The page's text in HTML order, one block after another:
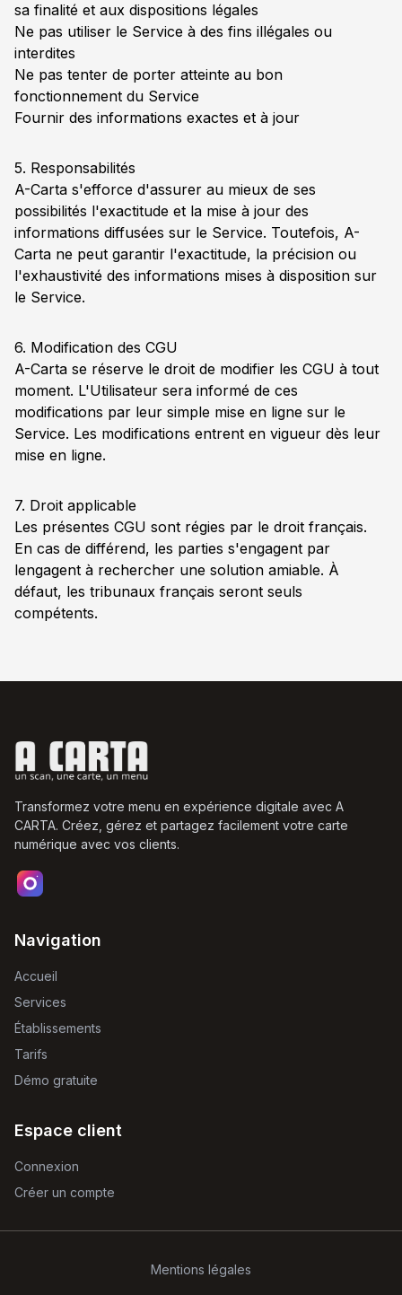
sa finalité et aux dispositions légales
Ne pas utiliser le Service à des fins illégales ou
interdites
Ne pas tenter de porter atteinte au bon
fonctionnement du Service
Fournir des informations exactes et à jour
5. Responsabilités
A-Carta s'efforce d'assurer au mieux de ses
possibilités l'exactitude et la mise à jour des
informations diffusées sur le Service. Toutefois, A-
Carta ne peut garantir l'exactitude, la précision ou
l'exhaustivité des informations mises à disposition sur
le Service.
6. Modification des CGU
A-Carta se réserve le droit de modifier les CGU à tout
moment. L'Utilisateur sera informé de ces
modifications par leur simple mise en ligne sur le
Service. Les modifications entrent en vigueur dès leur
mise en ligne.
7. Droit applicable
Les présentes CGU sont régies par le droit français.
En cas de différend, les parties s'engagent par
lengagent à rechercher une solution amiable. À
défaut, les tribunaux français seront seuls
compétents.
Transformez votre menu en expérience digitale avec A
CARTA. Créez, gérez et partagez facilement votre carte
numérique avec vos clients.
Navigation
Accueil
Services
Établissements
Tarifs
Démo gratuite
Espace client
Connexion
Créer un compte
Mentions légales